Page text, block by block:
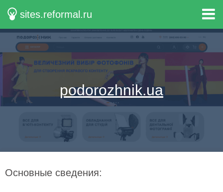
sites.reformal.ru
podorozhnik.ua
Основные сведения: